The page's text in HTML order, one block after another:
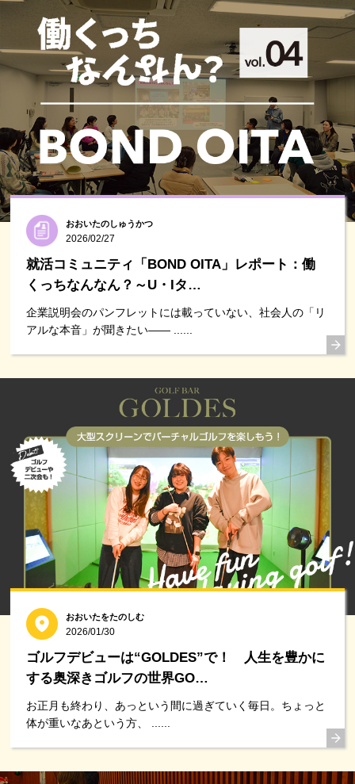
おおいたのしゅうかつ
2026/02/27
就活コミュニティ「BOND OITA」レポート：働
くっちなんなん？～U・Iタ…
企業説明会のパンフレットには載っていない、社会人の「リ
アルな本音」が聞きたい―― ......
おおいたをたのしむ
2026/01/30
ゴルフデビューは“GOLDES”で！ 人生を豊かに
する奥深きゴルフの世界GO…
お正月も終わり、あっという間に過ぎていく毎日。ちょっと
体が重いなあという方、 ......